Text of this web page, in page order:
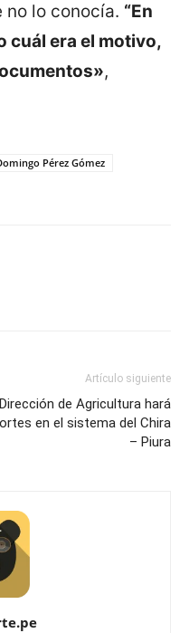
no lo conocía. “En
cuál era el motivo,
,
Pérez Gómez
Artículo siguiente
Dirección de Agricultura hará
en el sistema del Chira
– Piura